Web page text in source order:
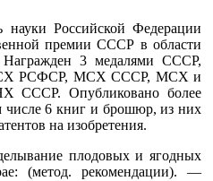
науки Российской Федерации
премии СССР в области
3 медалями СССР,
РСФСР, МСХ СССР, МСХ и
СССР. Опубликовано более
числе 6 книг и брошюр, из них
на изобретения.
плодовых и ягодных
(метод. рекомендации). —